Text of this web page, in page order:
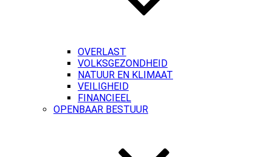
OVERLAST
VOLKSGEZONDHEID
NATUUR EN KLIMAAT
VEILIGHEID
FINANCIEEL
OPENBAAR BESTUUR